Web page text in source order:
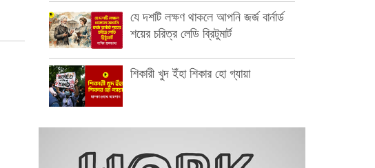
যে দশটি লক্ষণ থাকলে আপনি জর্জ বার্নার্ড
শয়ের চরিত্র লেডি ব্রিটুমার্ট
শিকারী খুদ ইঁহা শিকার হো গ্যায়া